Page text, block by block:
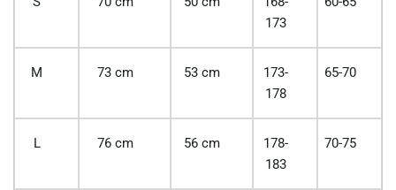
173
M 73 cm 53 cm
173-
178
65-70
L 76 cm 56 cm
178-
183
70-75